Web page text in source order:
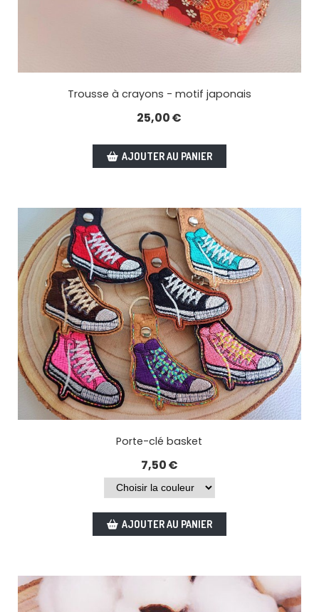
Trousse à crayons - motif japonais
25,00€
AJOUTER AU PANIER
Porte-clé basket
7,50€
AJOUTER AU PANIER